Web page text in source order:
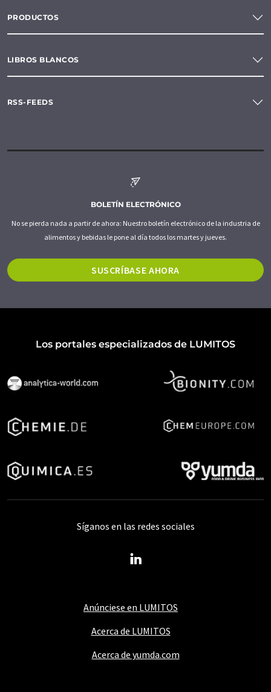
PRODUCTOS
LIBROS BLANCOS
RSS-FEEDS
BOLETÍN ELECTRÓNICO
No se pierda nada a partir de ahora: Nuestro boletín electrónico de la industria de
alimentos y bebidas le pone al día todos los martes y jueves.
SUSCRÍBASE AHORA
Los portales especializados de LUMITOS
Anúnciese en LUMITOS
Acerca de LUMITOS
Acerca de yumda.com
Síganos en las redes sociales